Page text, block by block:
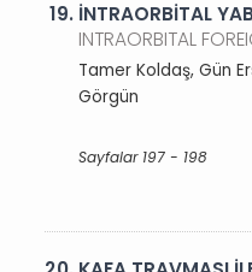
19. İNTRAORBİTAL
INTRAORBITAL
Tamer Koldaş, Gün
Görgün
Sayfalar 197 - 198